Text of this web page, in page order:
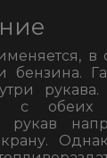
с обеих
рукав
крану.